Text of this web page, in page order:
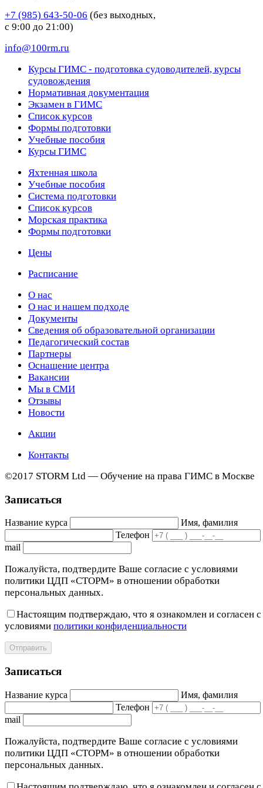
+7 (985) 643-50-06 (без выходных,
с 9:00 до 21:00)
info@100rm.ru
Курсы ГИМС - подготовка судоводителей, курсы
судовождения
Нормативная документация
Экзамен в ГИМС
Список курсов
Формы подготовки
Учебные пособия
Курсы ГИМС
Яхтенная школа
Учебные пособия
Cистема подготовки
Список курсов
Морская практика
Формы подготовки
Цены
Расписание
О нас
О нас и нашем подходе
Документы
Сведения об образовательной организации
Педагогический состав
Партнеры
Оснащение центра
Вакансии
Мы в СМИ
Отзывы
Новости
Акции
Контакты
©2017 STORM Ltd — Обучение на права ГИМС в Москве
Записаться
Название курса
Имя, фамилия
Телефон
mail
Пожалуйста, подтвердите Ваше согласие с условиями
политики ЦДП «СТОРМ» в отношении обработки
персональных данных.
Настоящим подтверждаю, что я ознакомлен и согласен с
условиями политики конфиденциальности
Отправить
Записаться
Название курса
Имя, фамилия
Телефон
mail
Пожалуйста, подтвердите Ваше согласие с условиями
политики ЦДП «СТОРМ» в отношении обработки
персональных данных.